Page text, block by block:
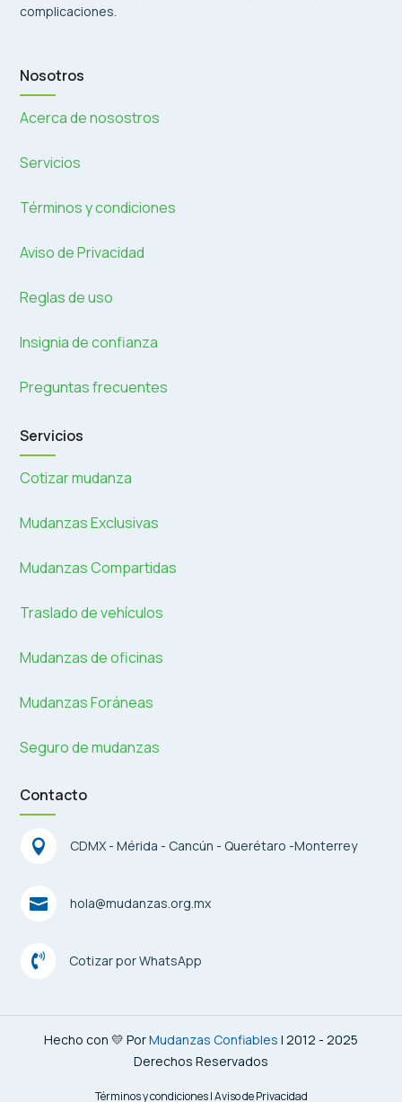
complicaciones.
Nosotros
Acerca de nosostros
Servicios
Términos y condiciones
Aviso de Privacidad
Reglas de uso
Insignia de confianza
Preguntas frecuentes
Servicios
Cotizar mudanza
Mudanzas Exclusivas
Mudanzas Compartidas
Traslado de vehículos
Mudanzas de oficinas
Mudanzas Foráneas
Seguro de mudanzas
Contacto
 CDMX - Mérida - Cancún - Querétaro -Monterrey
 hola@mudanzas.org.mx
 Cotizar por WhatsApp
Hecho con 💛 PorMudanzas Confiables | 2012 - 2025
Derechos Reservados
Términos y condiciones|Aviso de Privacidad